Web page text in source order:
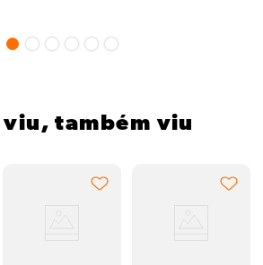
viu, também viu